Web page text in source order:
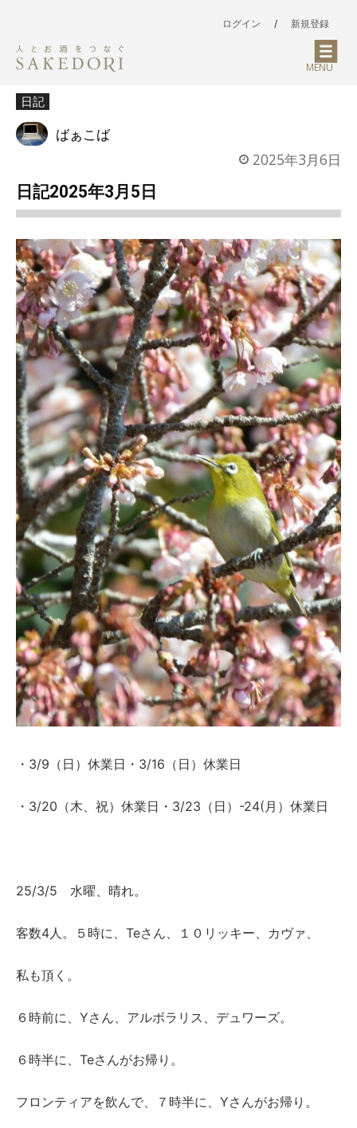
ログイン / 新規登録
MENU
日記
ばぁこば
2025年3月6日
日記2025年3月5日
・3/9（日）休業日・3/16（日）休業日
・3/20（木、祝）休業日・3/23（日）-24(月）休業日
25/3/5 水曜、晴れ。
客数4人。５時に、Teさん、１０リッキー、カヴァ、
私も頂く。
６時前に、Yさん、アルボラリス、デュワーズ。
６時半に、Teさんがお帰り。
フロンティアを飲んで、７時半に、Yさんがお帰り。